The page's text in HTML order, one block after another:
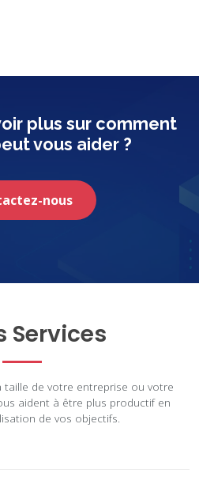
plus sur comment
vous aider ?
nous
Services
de votre entreprise ou votre
aident à être plus productif en
de vos objectifs.